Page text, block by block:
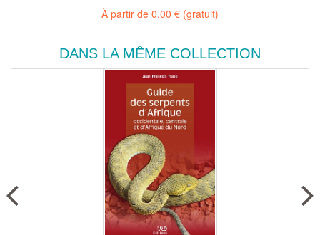
À partir de 0,00 € (gratuit)
DANS LA MÊME COLLECTION